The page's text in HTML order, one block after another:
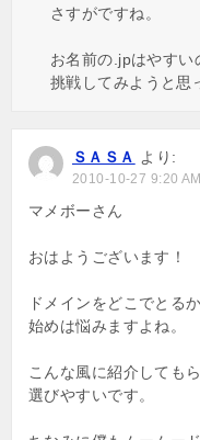
さすがですね。
お名前の.jpはやすい
挑戦してみようと思
ＳＡＳＡ より:
2010-10-27 9:20 AM
マメボーさん
おはようございます！
ドメインをどこでとるか
始めは悩みますよね。
こんな風に紹介しても
選びやすいです。